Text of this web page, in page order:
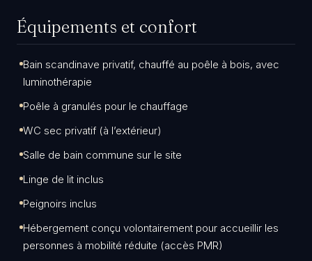
Équipements et confort
Bain scandinave privatif, chauffé au poêle à bois, avec
luminothérapie
Poêle à granulés pour le chauffage
WC sec privatif (à l’extérieur)
Salle de bain commune sur le site
Linge de lit inclus
Peignoirs inclus
Hébergement conçu volontairement pour accueillir les
personnes à mobilité réduite (accès PMR)